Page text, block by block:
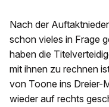
Nach der
schon vieles in Frage
haben die
mit ihnen zu rechnen
von Toone ins Dreier-
wieder auf rechts